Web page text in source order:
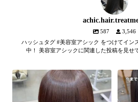
587
3,546
ハッシュタグ #美容室アシック をつけてイン
中！ 美容室アシックに関連した投稿を見せ
【髪質改善メテオトリートメン
髪